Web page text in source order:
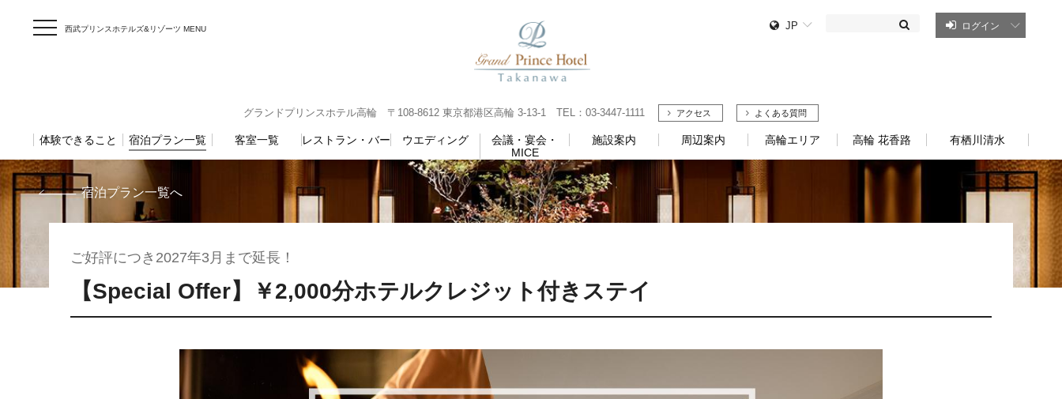
西武プリンスホテルズ&リゾーツ MENU JP ログイン
グランドプリンスホテル高輪 〒108-8612 東京都港区高輪 3-13-1 TEL：03-3447-1111 アクセス よくある質問
体験できること 宿泊プラン一覧 客室一覧 レストラン・バー ウエディング
会議・宴会・
MICE
施設案内 周辺案内 高輪エリア 高輪 花香路 有栖川清水
宿泊プラン一覧へ
ご好評につき2027年3月まで延長！
【Special Offer】￥2,000分ホテルクレジット付きステイ